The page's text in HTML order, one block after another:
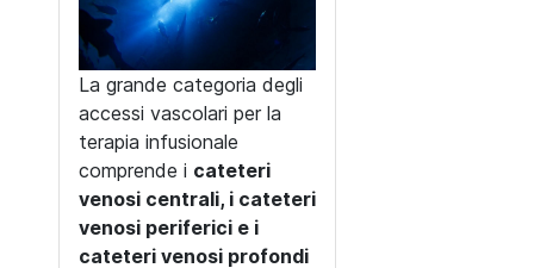
La grande categoria degli
accessi vascolari per la
terapia infusionale
comprende i cateteri
venosi centrali, i cateteri
venosi periferici e i
cateteri venosi profondi